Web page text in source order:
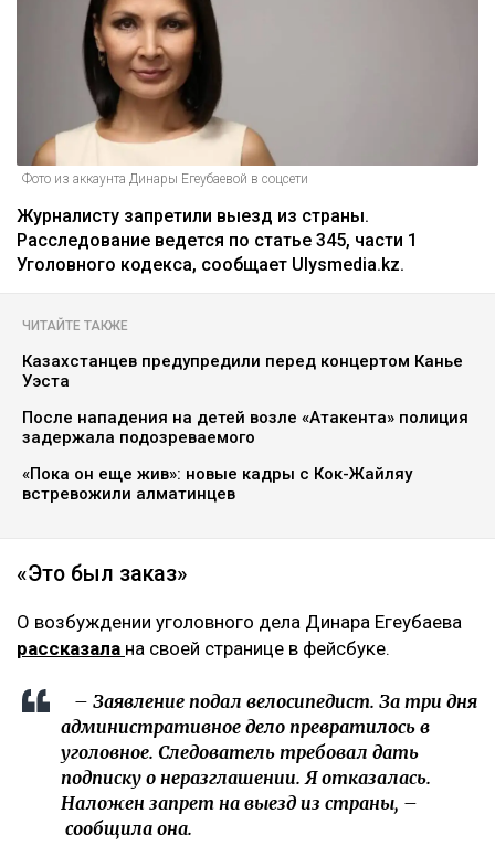
Фото из аккаунта Динары Егеубаевой в соцсети
Журналисту запретили выезд из страны.
Расследование ведется по статье 345, части 1
Уголовного кодекса, сообщает Ulysmedia.kz.
ЧИТАЙТЕ ТАКЖЕ
Казахстанцев предупредили перед концертом Канье
Уэста
После нападения на детей возле «Атакента» полиция
задержала подозреваемого
«Пока он еще жив»: новые кадры с Кок-Жайляу
встревожили алматинцев
«Это был заказ»
О возбуждении уголовного дела Динара Егеубаева
рассказала на своей странице в фейсбуке.
– Заявление подал велосипедист. За три дня
административное дело превратилось в
уголовное. Следователь требовал дать
подписку о неразглашении. Я отказалась.
Наложен запрет на выезд из страны, –
сообщила она.